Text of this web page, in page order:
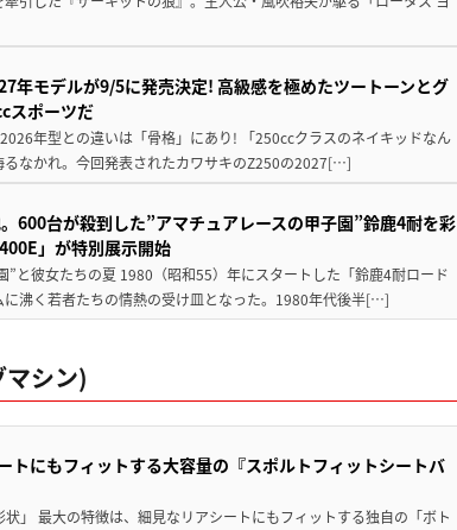
年モデルが9/5に発売決定! 高級感を極めたツートーンとグ
スポーツだ
年型との違いは「骨格」にあり! 「250ccクラスのネイキッドなん
るなかれ。今回発表されたカワサキのZ250の2027[…]
600台が殺到した”アマチュアレースの甲子園”鈴鹿4耐を彩
」が特別展示開始
”と彼女たちの夏 1980（昭和55）年にスタートした「鈴鹿4耐ロード
に沸く若者たちの情熱の受け皿となった。1980年代後半[…]
シン)
トにもフィットする大容量の『スポルトフィットシートバ
」 最大の特徴は、細見なリアシートにもフィットする独自の「ボト